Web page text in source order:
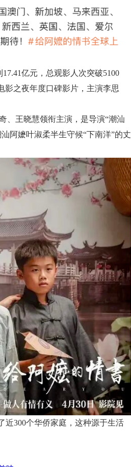
亿元，总观影人次突破5100
影之夜年度口碑影片，主演李思
、王晓慧领衔主演，是导演“潮汕
阿嬷叶淑柔半生守候“下南洋”的丈
近300个华侨家庭，这种源于生活